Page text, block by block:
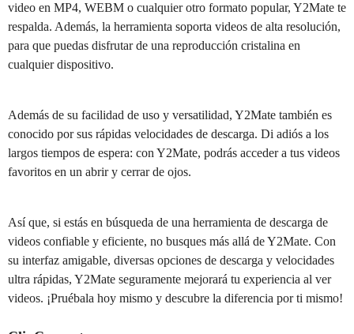
video en MP4, WEBM o cualquier otro formato popular, Y2Mate te
respalda. Además, la herramienta soporta videos de alta resolución,
para que puedas disfrutar de una reproducción cristalina en
cualquier dispositivo.
Además de su facilidad de uso y versatilidad, Y2Mate también es
conocido por sus rápidas velocidades de descarga. Di adiós a los
largos tiempos de espera: con Y2Mate, podrás acceder a tus videos
favoritos en un abrir y cerrar de ojos.
Así que, si estás en búsqueda de una herramienta de descarga de
videos confiable y eficiente, no busques más allá de Y2Mate. Con
su interfaz amigable, diversas opciones de descarga y velocidades
ultra rápidas, Y2Mate seguramente mejorará tu experiencia al ver
videos. ¡Pruébala hoy mismo y descubre la diferencia por ti mismo!